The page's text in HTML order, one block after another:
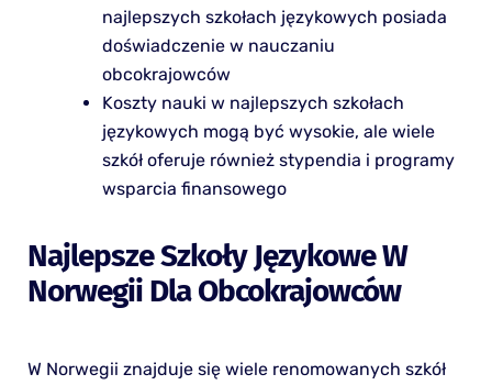
najlepszych szkołach językowych posiada
doświadczenie w nauczaniu
obcokrajowców
Koszty nauki w najlepszych szkołach
językowych mogą być wysokie, ale wiele
szkół oferuje również stypendia i programy
wsparcia finansowego
Najlepsze Szkoły Językowe W
Norwegii Dla Obcokrajowców
W Norwegii znajduje się wiele renomowanych szkół